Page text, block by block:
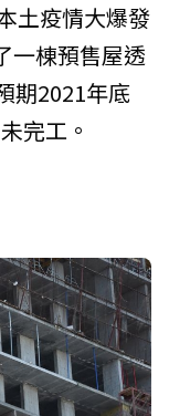
土疫情大爆發
一棟預售屋透
期2021年底
完工。